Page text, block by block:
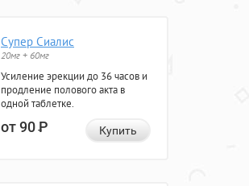
Супер Сиалис
20мг + 60мг
Усиление эрекции до 36 часов и
продление полового акта в
одной таблетке.
от 90Р Купить